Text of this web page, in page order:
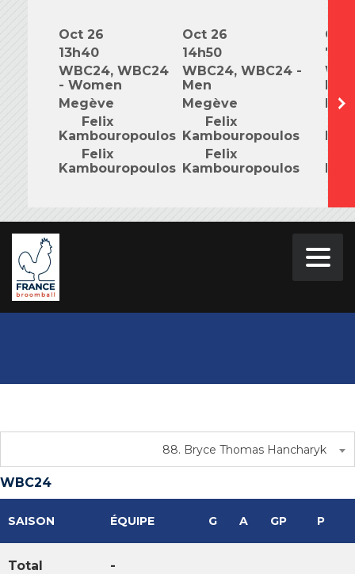
Oct 26
13h40
WBC24, WBC24
- Women
Megève
Felix
Kambouropoulos
Felix
Kambouropoulos
Oct 26
14h50
WBC24, WBC24 -
Men
Megève
Felix
Kambouropoulos
Felix
Kambouropoulos
Oct
88. Bryce Thomas Hancharyk
WBC24
SAISON ÉQUIPE G A GP P
Total -